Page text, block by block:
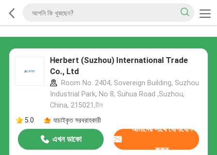
Herbert (Suzhou) International Trade
Co., Ltd
Room No. 2404, Sovereign Building, Suzhou
Industrial Park, No 8, Suhua Road ,Suzhou,
China, 215021,চীন
5.0
যাচাইকৃত সরবরাহকারী
এখন ডাকো
আমাদের সাথে যোগাযোগ
করুন